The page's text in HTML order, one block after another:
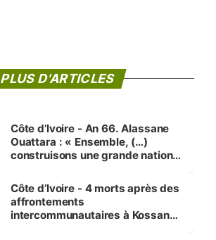
PLUS D'ARTICLES
Côte d’Ivoire - An 66. Alassane
Ouattara : « Ensemble, (…)
construisons une grande nation
générations futures »
Côte d’Ivoire - 4 morts après des
affrontements
intercommunautaires à Kossandji